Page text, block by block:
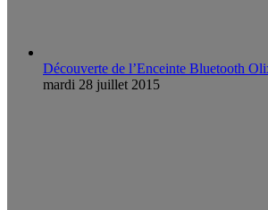
Découverte de l’Enceinte Bluetooth
mardi 28 juillet 2015